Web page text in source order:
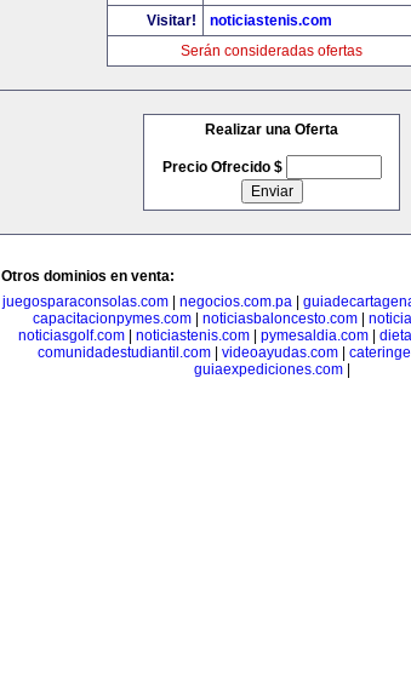
Visitar!
noticiastenis.com
Serán consideradas ofertas
Realizar una Oferta
Precio Ofrecido $
Otros dominios en venta:
juegosparaconsolas.com| negocios.com.pa|
capacitacionpymes.com| noticiasbaloncesto.com|
noticiasgolf.com| noticiastenis.com| pymesaldia.com|
comunidadestudiantil.com| videoayudas.com|
guiaexpediciones.com|